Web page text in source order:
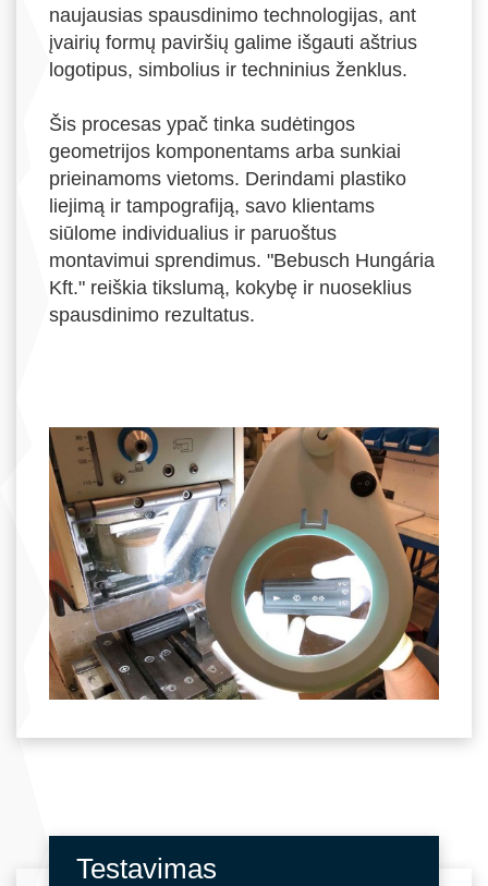
naujausias spausdinimo technologijas, ant
įvairių formų paviršių galime išgauti aštrius
logotipus, simbolius ir techninius ženklus.
Šis procesas ypač tinka sudėtingos
geometrijos komponentams arba sunkiai
prieinamoms vietoms. Derindami plastiko
liejimą ir tampografiją, savo klientams
siūlome individualius ir paruoštus
montavimui sprendimus. "Bebusch Hungária
Kft." reiškia tikslumą, kokybę ir nuoseklius
spausdinimo rezultatus.
Testavimas